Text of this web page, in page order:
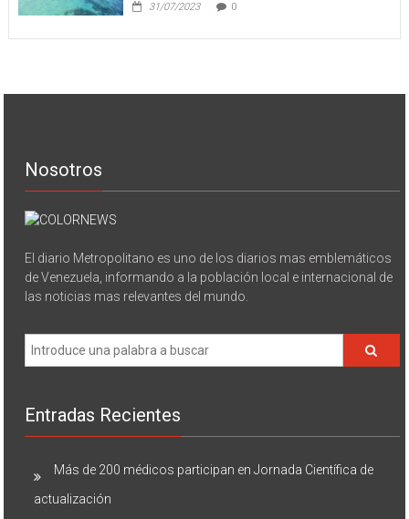
31/07/2023 0
Nosotros
El diario Metropolitano es uno de los diarios mas emblemáticos
de Venezuela, informando a la población local e internacional de
las noticias mas relevantes del mundo.
Entradas Recientes
Más de 200 médicos participan en Jornada Científica de
actualización